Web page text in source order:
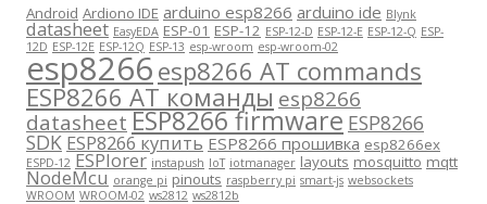
Android Ardiono IDE arduino esp8266 arduino ide Blynk
datasheet EasyEDA ESP-01 ESP-12 ESP-12-D ESP-12-E ESP-12-Q ESP-
12D ESP-12E ESP-12Q ESP-13 esp-wroom esp-wroom-02
esp8266 esp8266 AT commands
ESP8266 AT команды esp8266
datasheet ESP8266 firmware ESP8266
SDK ESP8266 купить ESP8266 прошивка esp8266ex
ESPD-12 ESPlorer instapush IoT iotmanager layouts mosquitto mqtt
NodeMcu orange pi pinouts raspberry pi smart-js websockets
WROOM WROOM-02 ws2812 ws2812b